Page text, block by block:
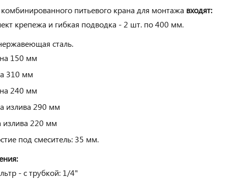
комбинированного питьевого крана для монтажа входят:
крепежа и гибкая подводка - 2 шт. по 400 мм.
сталь.
150 мм
310 мм
240 мм
излива 290 мм
излива 220 мм
под смеситель: 35 мм.
- с трубкой: 1/4"